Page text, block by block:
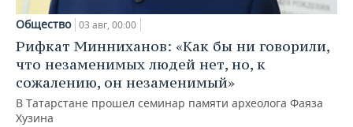
Общество 03 авг, 00:00
Рифкат Минниханов: «Как бы ни говорили,
что незаменимых людей нет, но, к
сожалению, он незаменимый»
В Татарстане прошел семинар памяти археолога Фаяза
Хузина